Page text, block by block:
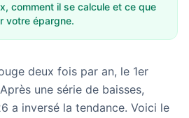
comment il se calcule et ce que
votre épargne.
deux fois par an, le 1er
une série de baisses,
a inversé la tendance. Voici le